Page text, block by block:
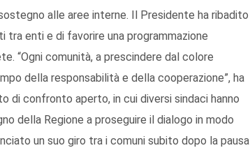
alle aree interne. Il Presidente ha ribadito
tra enti e di favorire una programmazione
“Ogni comunità, a prescindere dal colore
della responsabilità e della cooperazione”, ha
di confronto aperto, in cui diversi sindaci hanno
della Regione a proseguire il dialogo in modo
un suo giro tra i comuni subito dopo la pausa